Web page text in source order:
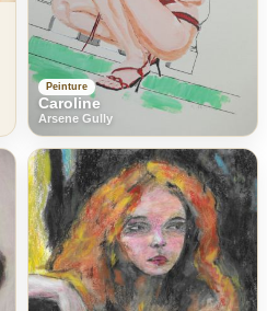
Peinture
Caroline
Arsene Gully